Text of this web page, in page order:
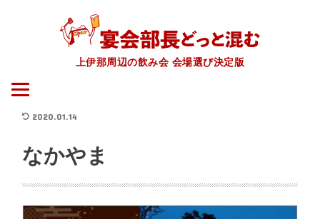
上伊那周辺の飲み会 会場選び決定版
2020.01.14
なかやま